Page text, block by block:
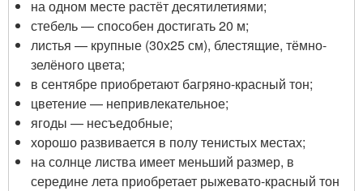
на одном месте растёт десятилетиями;
стебель — способен достигать 20 м;
листья — крупные (30х25 см), блестящие, тёмно-
зелёного цвета;
в сентябре приобретают багряно-красный тон;
цветение — непривлекательное;
ягоды — несъедобные;
хорошо развивается в полу тенистых местах;
на солнце листва имеет меньший размер, в
середине лета приобретает рыжевато-красный тон